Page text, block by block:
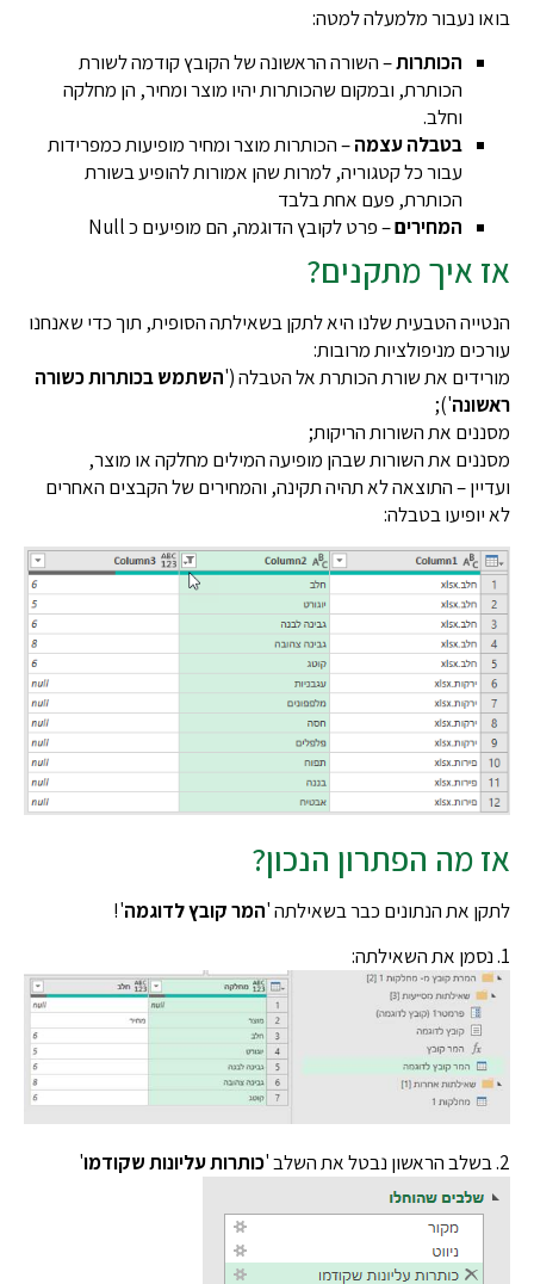
נעבור מלמעלה למטה:
הכותרות– השורה הראשונה של הקובץ קודמה לשורת
הכותרת, ובמקום שהכותרות יהיו מוצר ומחיר, הן מחלקה
בטבלה עצמה– הכותרות מוצר ומחיר מופיעות כמפרידות
עבור כל קטגוריה, למרות שהן אמורות להופיע בשורת
הכותרת, פעם אחת בלבד
המחירים– פרט לקובץ הדוגמה, הם מופיעים כ Null
איך מתקנים?
הטבעית שלנו היא לתקן בשאילתה הסופית, תוך כדי שאנחנו
מניפולציות מרובות:
את שורת הכותרת אל הטבלה ('השתמש בכותרות כשורה
');
את השורות הריקות;
את השורות שבהן מופיעה המילים מחלקה או מוצר,
– התוצאה לא תהיה תקינה, והמחירים של הקבצים האחרים
בטבלה:
מה הפתרון הנכון?
את הנתונים כבר בשאילתה 'המר קובץ לדוגמה'!
כותרות עליונות שקודמו'